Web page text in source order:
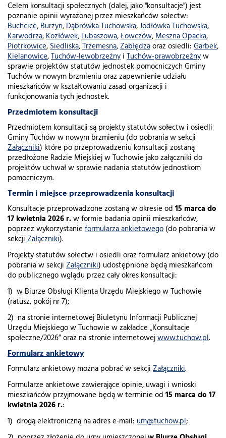
Celem konsultacji społecznych (dalej, jako "konsultacje") jest
poznanie opinii wyrażonej przez mieszkańców sołectw:
Buchcice,Burzyn,Dąbrówka Tuchowska,Jodłówka Tuchowska,
Karwodrza,Kozłówek,Lubaszowa,Łowczów,Meszna Opacka,
Piotrkowice,Siedliska,Trzemesna,Zabłędzaoraz osiedli: Garbek,
Kielanowice,Tuchów-lewobrzeżny i Tuchów-prawobrzeżnyw
sprawie projektów statutów jednostek pomocniczych Gminy
Tuchów w nowym brzmieniu oraz zapewnienie udziału
mieszkańców w kształtowaniu zasad organizacji i
funkcjonowania tych jednostek.
Przedmiotem konsultacji
Przedmiotem konsultacji są projekty statutów sołectw i osiedli
Gminy Tuchów w nowym brzmieniu (do pobrania w sekcji
Załączniki) które po przeprowadzeniu konsultacji zostaną
przedłożone Radzie Miejskiej w Tuchowie jako załączniki do
projektów uchwał w sprawie nadania statutów jednostkom
pomocniczym.
Termin i miejsce przeprowadzenia konsultacji
Konsultacje przeprowadzone zostaną w okresie od 15 marca do
17 kwietnia 2026 r.w formie badania opinii mieszkańców,
poprzez wykorzystanieformularza ankietowego (do pobrania w
sekcji Załączniki).
Projekty statutów sołectw i osiedli oraz formularz ankietowy (do
pobrania w sekcji Załączniki) udostępnione będą mieszkańcom
do publicznego wglądu przez cały okres konsultacji:
1) w Biurze Obsługi Klienta Urzędu Miejskiego w Tuchowie
(ratusz, pokój nr 7);
2) na stronie internetowej Biuletynu Informacji Publicznej
Urzędu Miejskiego w Tuchowie w zakładce „Konsultacje
społeczne/2026” oraz na stronie internetowejwww.tuchow.pl.
Formularz ankietowy
Formularz ankietowy można pobrać w sekcji Załączniki.
Formularze ankietowe zawierające opinie, uwagi i wnioski
mieszkańców przyjmowane będą w terminie od 15 marca do 17
kwietnia 2026 r.:
1) drogą elektroniczną na adres e-mail: um@tuchow.pl;